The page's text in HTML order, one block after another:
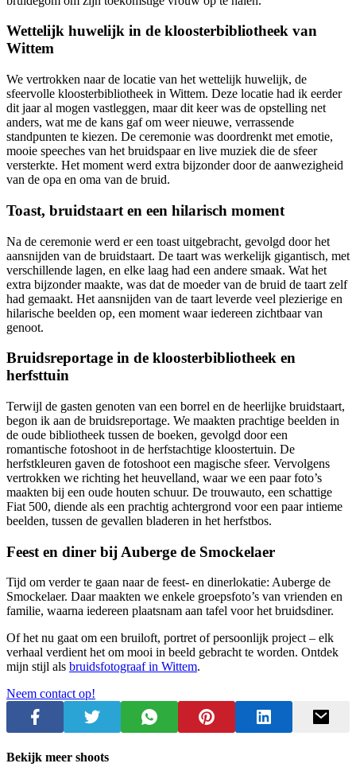
Wettelijk huwelijk in de kloosterbibliotheek van
Wittem
We vertrokken naar de locatie van het wettelijk huwelijk, de
sfeervolle kloosterbibliotheek in Wittem. Deze locatie had ik eerder
dit jaar al mogen vastleggen, maar dit keer was de opstelling net
anders, wat me de kans gaf om weer nieuwe, verrassende
standpunten te kiezen. De ceremonie was doordrenkt met emotie,
mooie speeches van het bruidspaar en live muziek die de sfeer
versterkte. Het moment werd extra bijzonder door de aanwezigheid
van de opa en oma van de bruid.
Toast, bruidstaart en een hilarisch moment
Na de ceremonie werd er een toast uitgebracht, gevolgd door het
aansnijden van de bruidstaart. De taart was werkelijk gigantisch, met
verschillende lagen, en elke laag had een andere smaak. Wat het
extra bijzonder maakte, was dat de moeder van de bruid de taart zelf
had gemaakt. Het aansnijden van de taart leverde veel plezierige en
hilarische beelden op, een moment waar iedereen zichtbaar van
genoot.
Bruidsreportage in de kloosterbibliotheek en
herfsttuin
Terwijl de gasten genoten van een borrel en de heerlijke bruidstaart,
begon ik aan de bruidsreportage. We maakten prachtige beelden in
de oude bibliotheek tussen de boeken, gevolgd door een
romantische fotoshoot in de herfstachtige kloostertuin. De
herfstkleuren gaven de fotoshoot een magische sfeer. Vervolgens
vertrokken we richting het heuvelland, waar we een paar foto’s
maakten bij een oude houten schuur. De trouwauto, een schattige
Fiat 500, diende als een prachtig achtergrond voor een paar intieme
beelden, tussen de gevallen bladeren in het herfstbos.
Feest en diner bij Auberge de Smockelaer
Tijd om verder te gaan naar de feest- en dinerlokatie: Auberge de
Smockelaer. Daar maakten we enkele groepsfoto’s van vrienden en
familie, waarna iedereen plaatsnam aan tafel voor het bruidsdiner.
Of het nu gaat om een bruiloft, portret of persoonlijk project – elk
verhaal verdient het om mooi in beeld gebracht te worden. Ontdek
mijn stijl als bruidsfotograaf in Wittem.
Neem contact op!
Bekijk meer shoots